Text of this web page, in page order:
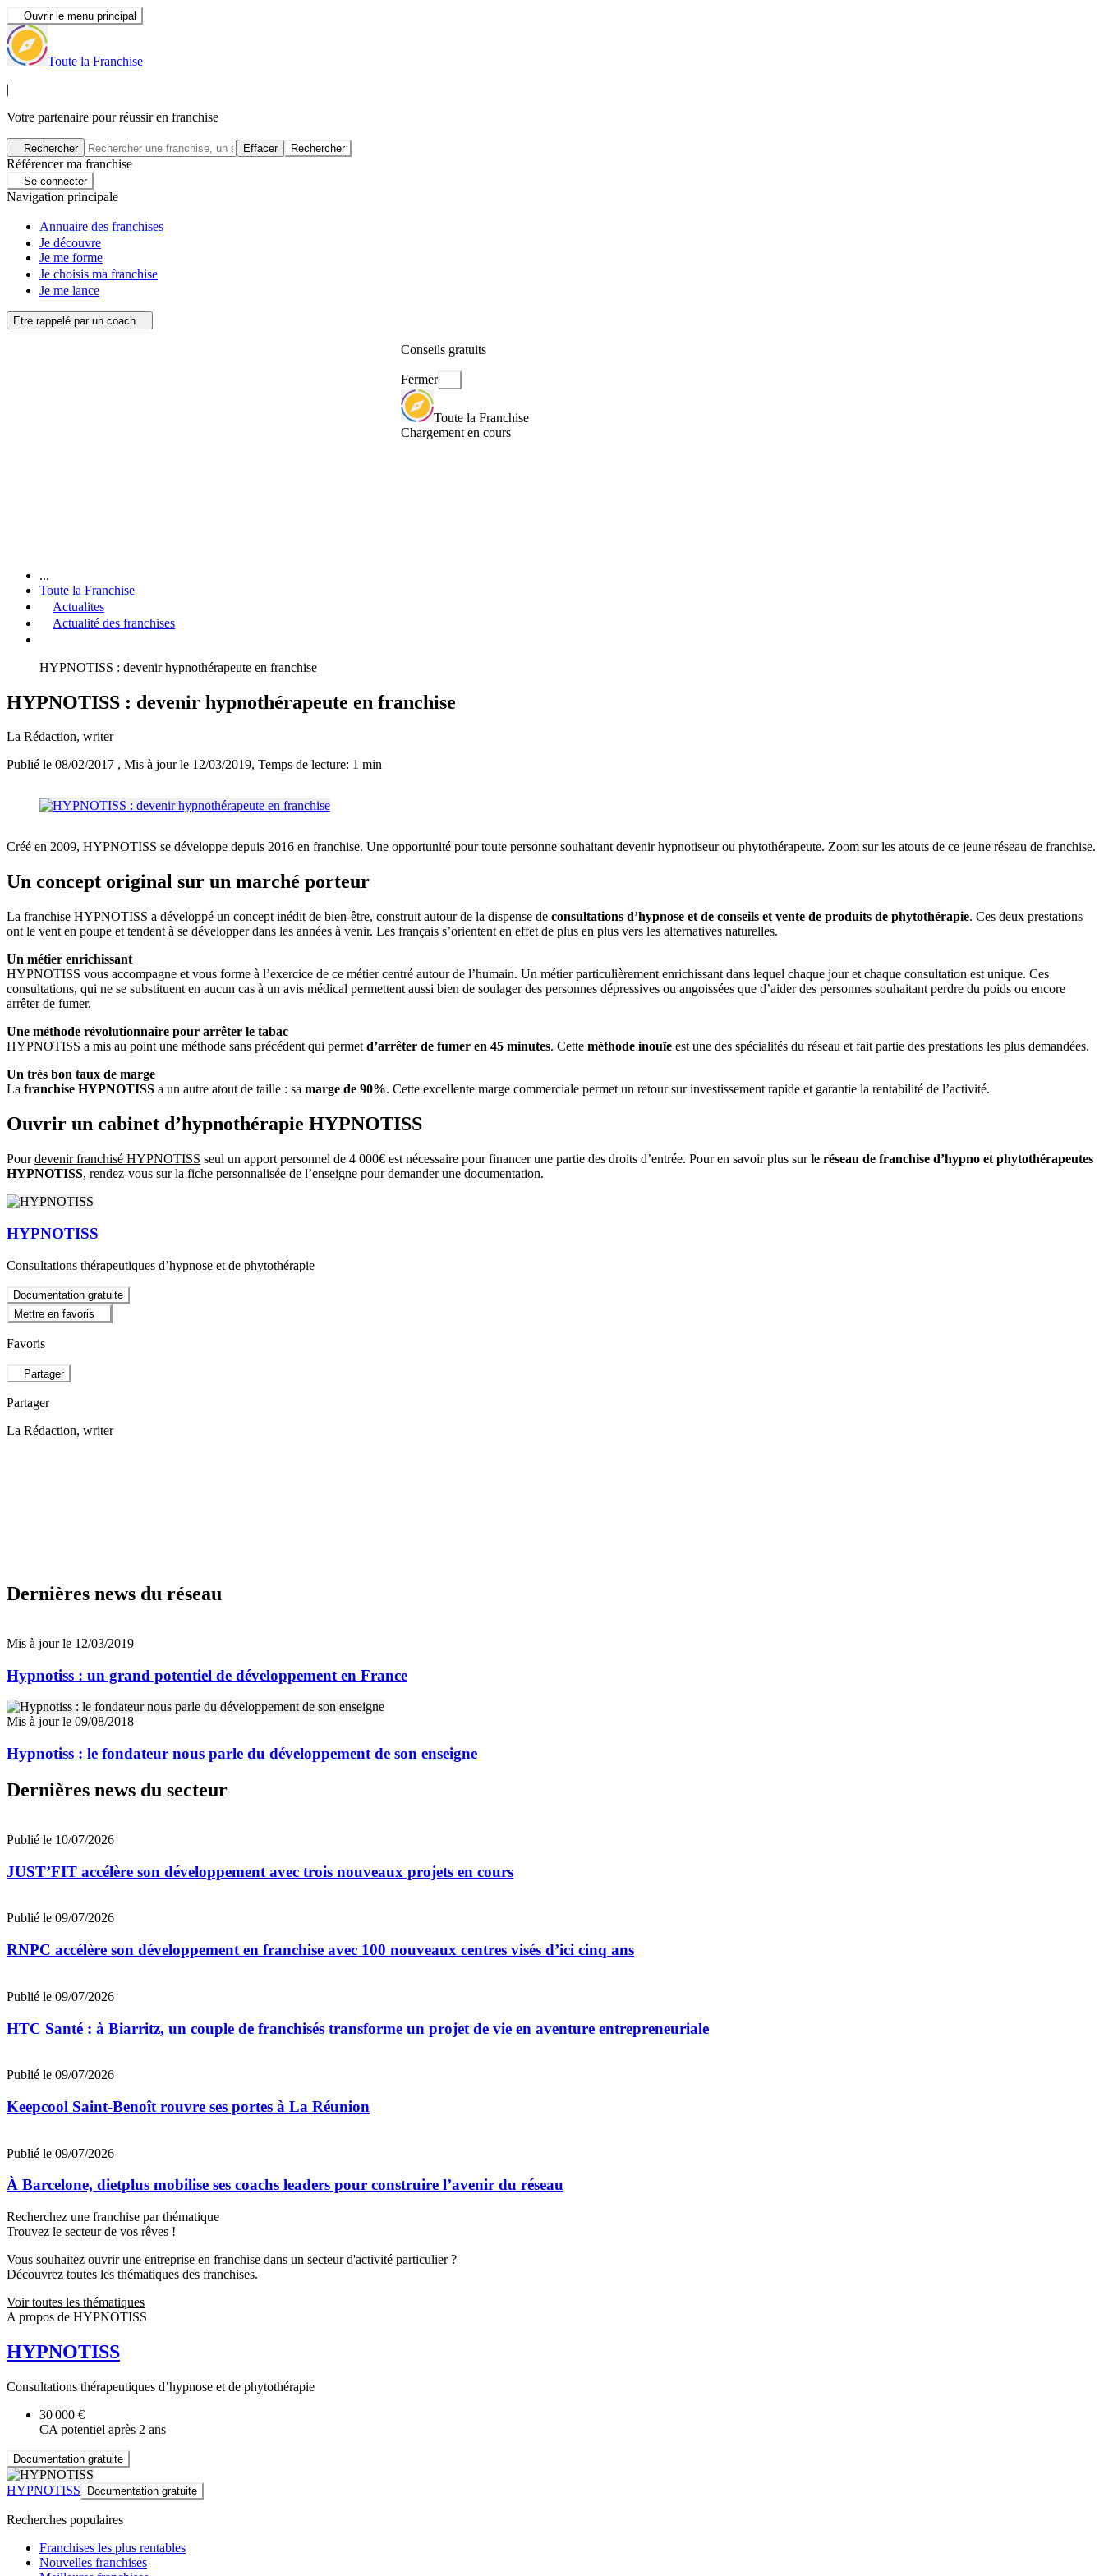
Ouvrir le menu principal
Toute la Franchise
|
Votre partenaire pour réussir en franchise
Rechercher Effacer Rechercher
Référencer ma franchise
Se connecter
Navigation principale
Annuaire des franchises
Je découvre
Je me forme
Je choisis ma franchise
Je me lance
Etre rappelé par un coach
Conseils gratuits
Fermer
Toute la Franchise
Chargement en cours
...
Toute la Franchise
Actualites
Actualité des franchises
HYPNOTISS : devenir hypnothérapeute en franchise
HYPNOTISS : devenir hypnothérapeute en franchise
La Rédaction, writer
Publié le 08/02/2017 , Mis à jour le 12/03/2019, Temps de lecture: 1 min
Créé en 2009, HYPNOTISS se développe depuis 2016 en franchise. Une opportunité pour toute personne souhaitant devenir hypnotiseur ou phytothérapeute. Zoom sur les atouts de ce jeune réseau de franchise.
Un concept original sur un marché porteur
La franchise HYPNOTISS a développé un concept inédit de bien-être, construit autour de la dispense de consultations d’hypnose et de conseils et vente de produits de phytothérapie. Ces deux prestations
ont le vent en poupe et tendent à se développer dans les années à venir. Les français s’orientent en effet de plus en plus vers les alternatives naturelles.
Un métier enrichissant
HYPNOTISS vous accompagne et vous forme à l’exercice de ce métier centré autour de l’humain. Un métier particulièrement enrichissant dans lequel chaque jour et chaque consultation est unique. Ces
consultations, qui ne se substituent en aucun cas à un avis médical permettent aussi bien de soulager des personnes dépressives ou angoissées que d’aider des personnes souhaitant perdre du poids ou encore
arrêter de fumer.
Une méthode révolutionnaire pour arrêter le tabac
HYPNOTISS a mis au point une méthode sans précédent qui permet d’arrêter de fumer en 45 minutes. Cette méthode inouïe est une des spécialités du réseau et fait partie des prestations les plus demandées.
Un très bon taux de marge
La franchise HYPNOTISS a un autre atout de taille : sa marge de 90%. Cette excellente marge commerciale permet un retour sur investissement rapide et garantie la rentabilité de l’activité.
Ouvrir un cabinet d’hypnothérapie HYPNOTISS
Pourdevenir franchisé HYPNOTISS seul un apport personnel de 4 000€ est nécessaire pour financer une partie des droits d’entrée. Pour en savoir plus surle réseau de franchise d’hypno et phytothérapeutes
HYPNOTISS, rendez-vous sur la fiche personnalisée de l’enseigne pour demander une documentation.
HYPNOTISS
Consultations thérapeutiques d’hypnose et de phytothérapie
Documentation gratuite
Mettre en favoris
Favoris
Partager
Partager
La Rédaction, writer
Dernières news du réseau
Mis à jour le 12/03/2019
Hypnotiss : un grand potentiel de développement en France
Mis à jour le 09/08/2018
Hypnotiss : le fondateur nous parle du développement de son enseigne
Dernières news du secteur
Publié le 10/07/2026
JUST’FIT accélère son développement avec trois nouveaux projets en cours
Publié le 09/07/2026
RNPC accélère son développement en franchise avec 100 nouveaux centres visés d’ici cinq ans
Publié le 09/07/2026
HTC Santé : à Biarritz, un couple de franchisés transforme un projet de vie en aventure entrepreneuriale
Publié le 09/07/2026
Keepcool Saint-Benoît rouvre ses portes à La Réunion
Publié le 09/07/2026
À Barcelone, dietplus mobilise ses coachs leaders pour construire l’avenir du réseau
Recherchez une franchise par thématique
Trouvez le secteur de vos rêves !
Vous souhaitez ouvrir une entreprise en franchise dans un secteur d'activité particulier ?
Découvrez toutes les thématiques des franchises.
Voir toutes les thématiques
A propos de HYPNOTISS
HYPNOTISS
Consultations thérapeutiques d’hypnose et de phytothérapie
30 000 €
CA potentiel après 2 ans
Documentation gratuite
HYPNOTISS Documentation gratuite
Recherches populaires
Franchises les plus rentables
Nouvelles franchises